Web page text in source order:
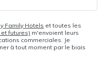
Family Hotels et toutes les
futures) m'envoient leurs
commerciales. Je
à tout moment par le biais